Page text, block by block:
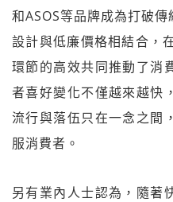
和ASOS等品牌成為打破
設計與低廉價格相結合，
環節的高效共同推動了消
者喜好變化不僅越來越快
流行與落伍只在一念之間
服消費者。
另有業內人士認為，隨著